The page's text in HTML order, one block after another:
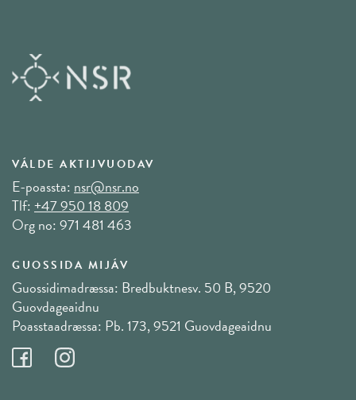
VÁLDE AKTIJVUODAV
E-poassta: nsr@nsr.no
Tlf:+47 950 18 809
Org no: 971 481 463
GUOSSIDA MIJÁV
Guossidimadræssa: Bredbuktnesv. 50 B, 9520
Guovdageaidnu
Poasstaadræssa: Pb. 173, 9521 Guovdageaidnu